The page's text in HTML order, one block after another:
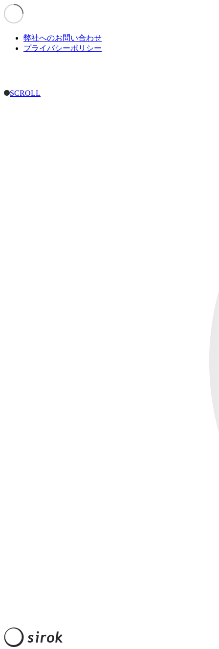
弊社へのお問い合わせ
プライバシーポリシー
SCROLL